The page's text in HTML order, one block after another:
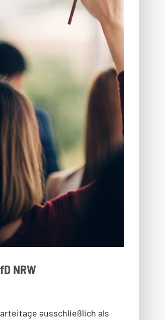
NRW
ausschließlich als